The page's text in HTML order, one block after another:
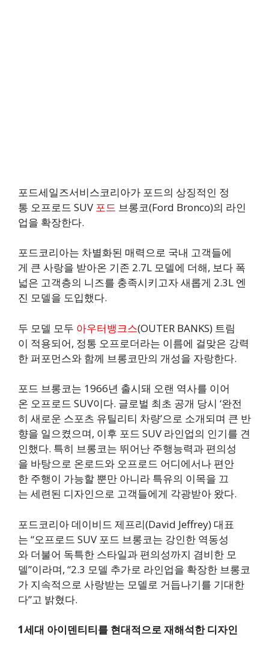
포드세일즈서비스코리아가 포드의 상징적인 정
통 오프로드 SUV 포드 브롱코(Ford Bronco)의 라인
업을 확장한다.
포드코리아는 차별화된 매력으로 국내 고객들에
게 큰 사랑을 받아온 기존 2.7L 모델에 더해, 보다 폭
넓은 고객층의 니즈를 충족시키고자 새롭게 2.3L 엔
진 모델을 도입했다.
두 모델 모두 아우터뱅크스(OUTER BANKS) 트림
이 적용되어, 정통 오프로더라는 이름에 걸맞은 강력
한 퍼포먼스와 함께 브롱코만의 개성을 자랑한다.
포드 브롱코는 1966년 출시돼 오랜 역사를 이어
온 오프로드 SUV이다. 글로벌 최초 공개 당시 ‘완전
히 새로운 스포츠 유틸리티 차량’으로 소개되며 큰 반
향을 일으켰으며, 이후 포드 SUV 라인업의 인기를 견
인했다. 특히 브롱코는 뛰어난 주행능력과 편의성
을 바탕으로 온로드와 오프로드 어디에서나 편안
한 주행이 가능할 뿐만 아니라 특유의 이목을 끄
는 세련된 디자인으로 고객들에게 각광받아 왔다.
포드코리아 데이비드 제프리(David Jeffrey) 대표
는 “오프로드 SUV 포드 브롱코는 강인한 역동성
와 더불어 독특한 스타일과 편의성까지 겸비한 모
델”이라며, “2.3 모델 추가로 라인업을 확장한 브롱코
가 지속적으로 사랑받는 모델로 거듭나기를 기대한
다”고 밝혔다.
1세대 아이덴티티를 현대적으로재해석한 디자인